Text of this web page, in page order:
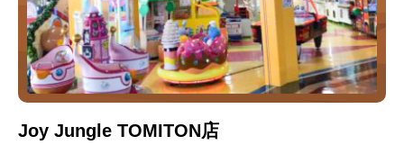
Joy Jungle TOMITON店